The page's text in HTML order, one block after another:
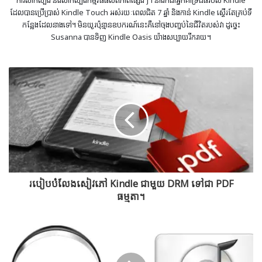
ដែលបានប្រើប្រាស់ Kindle Touch អស់រយៈពេលជិត 7 ឆ្នាំ និងកាន់ Kindle ស្ទើរតែគ្រប់ទី
កន្លែងដែលនាងទៅ។ មិនយូរប៉ុន្មានឧបករណ៍នេះគឺនៅចុងបញ្ចប់នៃជីវិតរបស់វា ដូច្នេះ
Susanna បានទិញ Kindle Oasis យ៉ាងសប្បាយរីករាយ។
របៀបបំលែងសៀវភៅ Kindle ជាមួយ DRM ទៅជា PDF
ធម្មតា។